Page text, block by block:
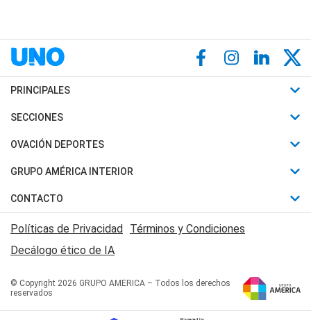
PRINCIPALES
Últimas Noticias
Política
Judiciales
Economia
SECCIONES
Horóscopo
Motores
Trucos caseros
Series y Películas
Edictos y Solicitadas
OVACIÓN DEPORTES
Fútbol
Mundial
Automovilismo
Rugby
Tenis
Básquet
GRUPO AMÉRICA INTERIOR
Canal 7 en Vivo
San Juan 8
CONTACTO
Acerca de Nosotros
Contactanos
Políticas de Privacidad Términos y Condiciones
Decálogo ético de IA
© Copyright 2026 GRUPO AMERICA – Todos los derechos
reservados